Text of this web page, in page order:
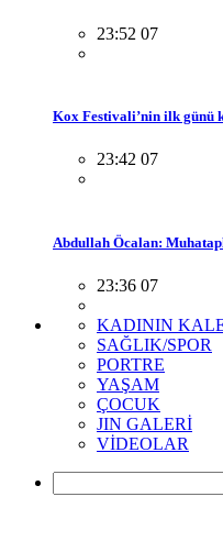
23:52 07
Kox Festivali’nin ilk günü
23:42 07
Abdullah Öcalan:
23:36 07
KADININ
SAĞLIK/SPOR
PORTRE
YAŞAM
ÇOCUK
JIN GALERİ
VİDEOLAR